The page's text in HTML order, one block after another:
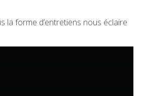
la forme d’entretiens nous éclaire